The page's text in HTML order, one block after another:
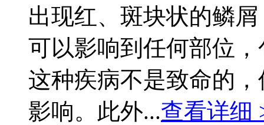
出现红、斑块状的鳞
可以影响到任何部位
这种疾病不是致命的
影响。此外...查看详细